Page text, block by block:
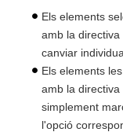
Els elements
amb la
canviar
Els elements
amb la
simplement
l'opció